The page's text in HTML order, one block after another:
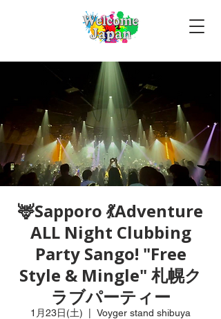
🦌Sapporo 💃Adventure
ALL Night Clubbing
Party Sango! "Free
Style & Mingle" 札幌ク
ラブパーティー
1月23日(土) Voyger stand shibuya